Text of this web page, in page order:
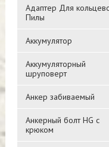
Адаптер Для
Пилы
Аккумулятор
Аккумуляторный
шруповерт
Анкер забиваемый
Анкерный болт HG с
крюком